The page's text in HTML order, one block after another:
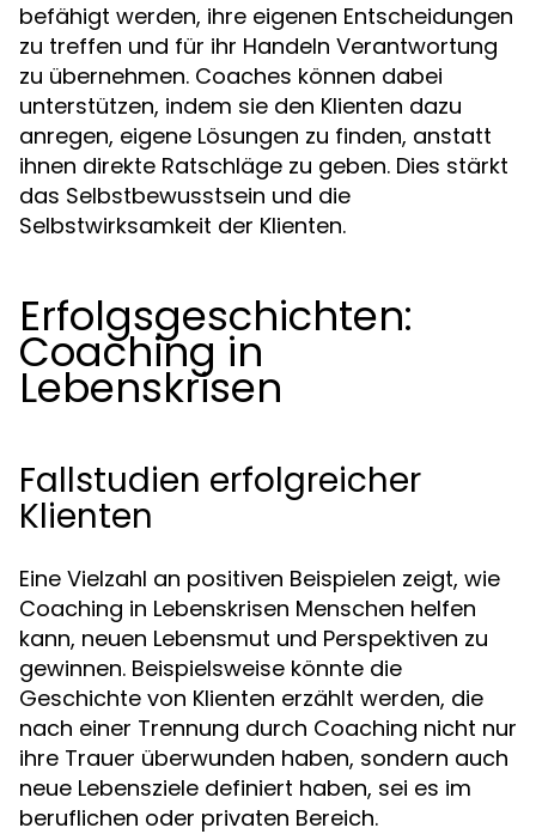
befähigt werden, ihre eigenen Entscheidungen
zu treffen und für ihr Handeln Verantwortung
zu übernehmen. Coaches können dabei
unterstützen, indem sie den Klienten dazu
anregen, eigene Lösungen zu finden, anstatt
ihnen direkte Ratschläge zu geben. Dies stärkt
das Selbstbewusstsein und die
Selbstwirksamkeit der Klienten.
Erfolgsgeschichten:
Coaching in
Lebenskrisen
Fallstudien erfolgreicher
Klienten
Eine Vielzahl an positiven Beispielen zeigt, wie
Coaching in Lebenskrisen Menschen helfen
kann, neuen Lebensmut und Perspektiven zu
gewinnen. Beispielsweise könnte die
Geschichte von Klienten erzählt werden, die
nach einer Trennung durch Coaching nicht nur
ihre Trauer überwunden haben, sondern auch
neue Lebensziele definiert haben, sei es im
beruflichen oder privaten Bereich.